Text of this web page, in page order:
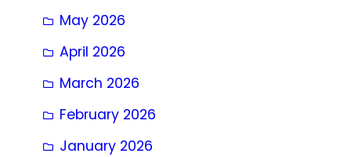
May 2026
April 2026
March 2026
February 2026
January 2026